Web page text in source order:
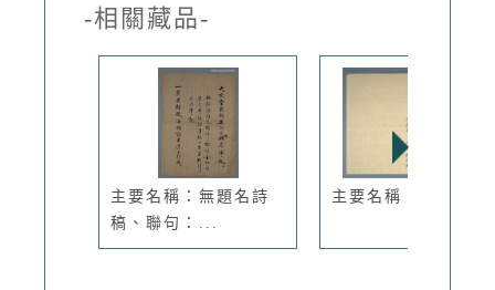
-相關藏品-
主要名稱：無題名詩
稿、聯句：...
主要名稱：告別哀章